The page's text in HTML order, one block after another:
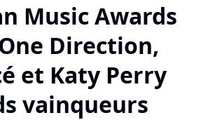
Music Awards
Direction,
et Katy Perry
vainqueurs